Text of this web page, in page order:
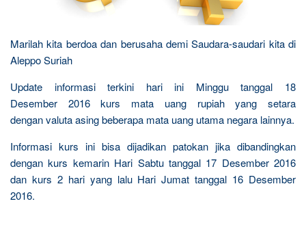
Marilah kita berdoa dan berusaha demi Saudara-saudari kita di
Aleppo Suriah
Update informasi terkini hari ini Minggu tanggal 18
Desember 2016 kurs mata uang rupiah yang setara
dengan valuta asing beberapa mata uang utama negara lainnya.
Informasi kurs ini bisa dijadikan patokan jika dibandingkan
dengan kurs kemarin Hari Sabtu tanggal 17 Desember 2016
dan kurs 2 hari yang lalu Hari Jumat tanggal 16 Desember
2016.